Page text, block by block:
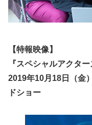
【特報映像】
『スペシャルアクター
2019年10月18日（金
ドショー